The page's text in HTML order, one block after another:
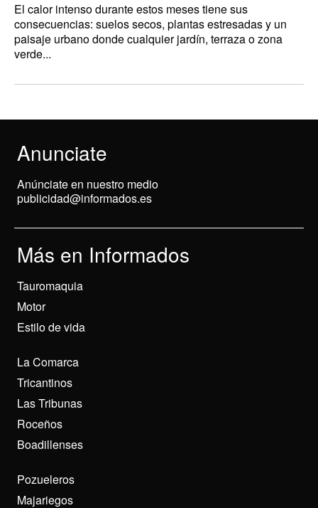
El calor intenso durante estos meses tiene sus
consecuencias: suelos secos, plantas estresadas y un
paisaje urbano donde cualquier jardín, terraza o zona
verde...
Anunciate
Anúnciate en nuestro medio
publicidad@informados.es
Más en Informados
Tauromaquia
Motor
Estilo de vida
La Comarca
Tricantinos
Las Tribunas
Roceños
Boadillenses
Pozueleros
Majariegos